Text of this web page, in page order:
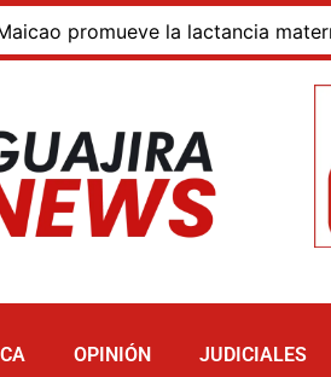
la lactancia materna
OPINIÓN JUDICIALES